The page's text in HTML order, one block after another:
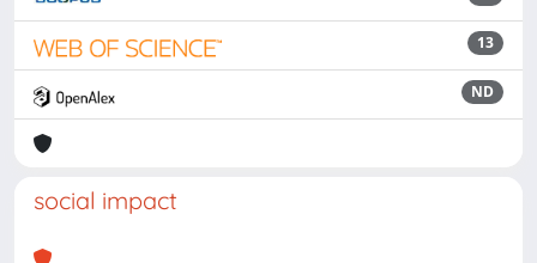
13
ND
social impact